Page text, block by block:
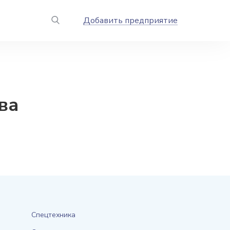
Добавить предприятие
Спецтехника